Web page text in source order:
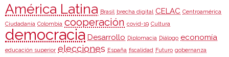
América Latina Brasil brecha digital CELAC Centroamérica
Ciudadanía Colombia cooperación covid-19 Cultura
democracia Desarrollo Diplomacia Diálogo economía
educación superior elecciones España fiscalidad Futuro gobernanza